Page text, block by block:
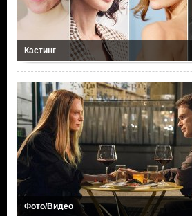
Кастинг
Фото/Видео